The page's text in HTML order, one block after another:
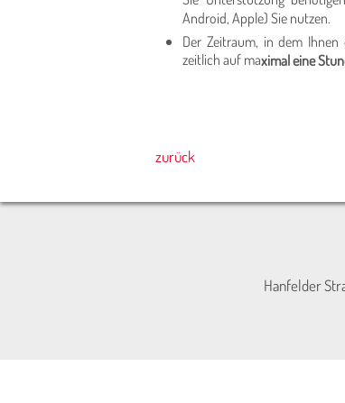
Android, Apple) Sie nutzen.
Der Zeitraum, in dem
zeitlich auf maximal eine
zurück
Hanfelder